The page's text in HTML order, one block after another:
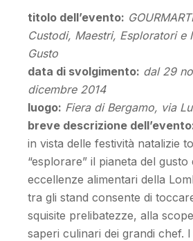
titolo dell’evento:
Custodi, Maestri, Esploratori e
Gusto
data di svolgimento: dal 29
dicembre 2014
luogo: Fiera di Bergamo, via
breve descrizione
in vista delle festività natalizie
“esplorare” il pianeta del gusto
eccellenze alimentari della
tra gli stand consente di
squisite prelibatezze, alla
saperi culinari dei grandi chef.